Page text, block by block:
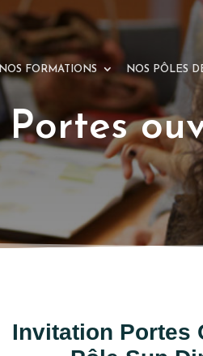
NOS FORMATIONS NOS PÔLES
Portes